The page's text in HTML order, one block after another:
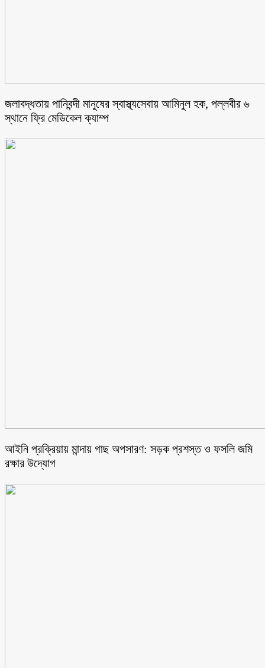
জলাবদ্ধতায় পানিবন্দী মানুষের স্বাস্থ্যসেবায় আমিনুল হক, পল্লবীর ৬
স্থানে ফ্রি মেডিকেল ক্যাম্প
আইনি প্রক্রিয়ায় মান্দায় গাছ অপসারণ: সড়ক প্রশস্ত ও ফসলি জমি
রক্ষার উদ্যোগ